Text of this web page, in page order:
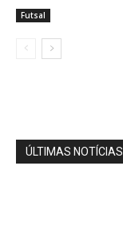
Futsal
ÚLTIMAS NOTÍCIAS